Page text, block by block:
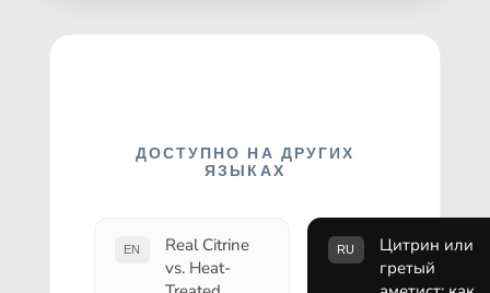
ДОСТУПНО НА ДРУГИХ
ЯЗЫКАХ
EN
Real Citrine
vs. Heat-
RU
Цитрин или
гретый